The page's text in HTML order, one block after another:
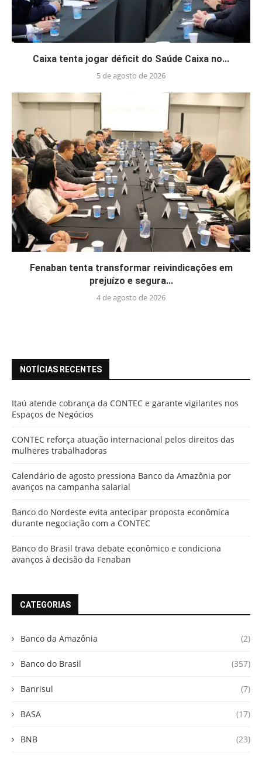
Caixa tenta jogar déficit do Saúde Caixa no...
5 de agosto de 2026
Fenaban tenta transformar reivindicações em
prejuízo e segura...
4 de agosto de 2026
NOTÍCIAS RECENTES
Itaú atende cobrança da CONTEC e garante vigilantes nos
Espaços de Negócios
CONTEC reforça atuação internacional pelos direitos das
mulheres trabalhadoras
Calendário de agosto pressiona Banco da Amazônia por
avanços na campanha salarial
Banco do Nordeste evita antecipar proposta econômica
durante negociação com a CONTEC
Banco do Brasil trava debate econômico e condiciona
avanços à decisão da Fenaban
CATEGORIAS
Banco da Amazônia (2)
Banco do Brasil (357)
Banrisul (7)
BASA (17)
BNB (23)